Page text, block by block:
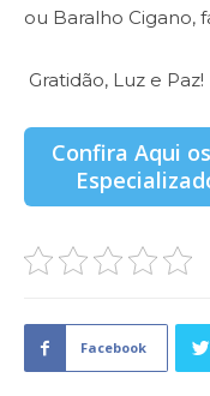
ou Baralho Cigano,
Gratidão, Luz e Paz!
Confira Aqui
Facebook